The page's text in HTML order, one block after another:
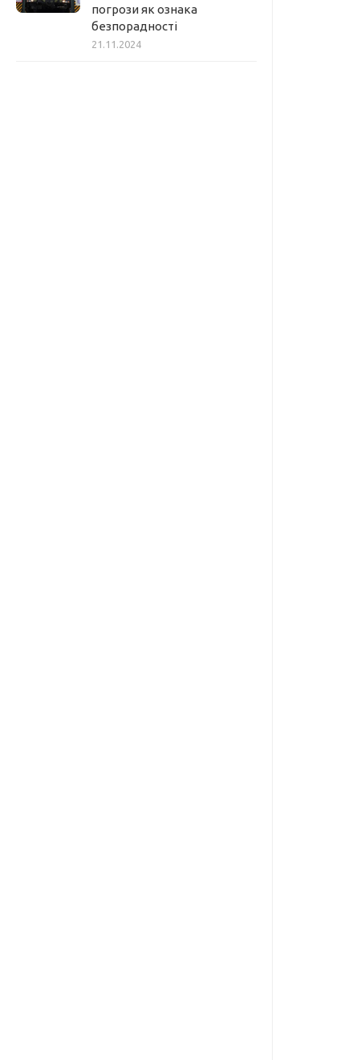
погрози як ознака
безпорадності
21.11.2024